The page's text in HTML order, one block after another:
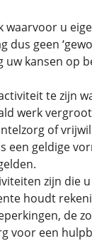
waarvoor u
dus geen
uw kansen op
te zijn
werk
of
een geldige
zijn die
houdt
de
voor een